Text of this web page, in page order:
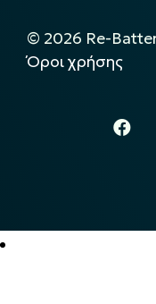
© 2026 Re-
Όροι χρήσης